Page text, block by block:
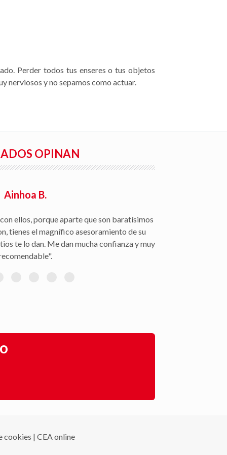
Perder todos tus enseres o tus objetos
nerviosos y no sepamos como actuar.
OPINAN
Rafael S.
de siniestros, seguimiento del parte a la
con la peritación y demás trámites".
cookies | CEA online